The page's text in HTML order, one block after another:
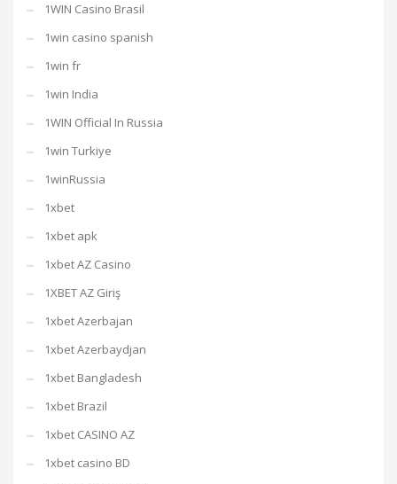
1WIN Casino Brasil
1win casino spanish
1win fr
1win India
1WIN Official In Russia
1win Turkiye
1winRussia
1xbet
1xbet apk
1xbet AZ Casino
1XBET AZ Giriş
1xbet Azerbajan
1xbet Azerbaydjan
1xbet Bangladesh
1xbet Brazil
1xbet CASINO AZ
1xbet casino BD